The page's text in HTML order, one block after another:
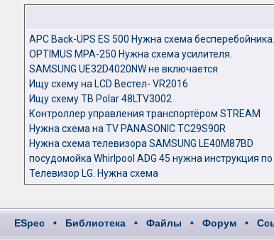
APC Back-UPS ES 500 Нужна схема бесперебойника.
OPTIMUS MPA-250 Нужна схема усилителя.
SAMSUNG UE32D4020NW не включается
Ищу схему на LCD Вестел- VR2016
Ищу схему ТВ Polar 48LTV3002
Контроллер управления транспортёром STREAM
Нужна схема на TV PANASONIC TC29S90R
Нужна схема телевизора SAMSUNG LE40M87BD
посудомойка Whirlpool ADG 45 нужна инструкция
Телевизор LG. Нужна схема
ESpec • Библиотека • Файлы • Форум •